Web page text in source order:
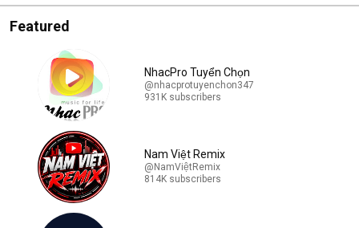
Featured
NhacPro Tuyển Chọn
@nhacprotuyenchon347
931K subscribers
Nam Việt Remix
@NamViệtRemix
814K subscribers